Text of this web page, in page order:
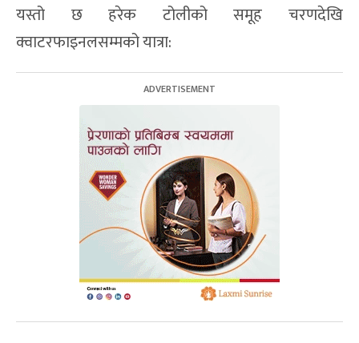
यस्तो छ हरेक टोलीको समूह चरणदेखि
क्वाटरफाइनलसम्मको यात्रा: